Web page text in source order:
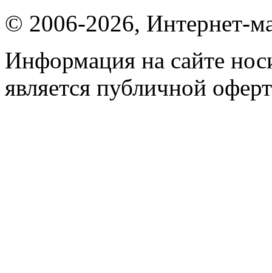
© 2006-2026, Интернет-
Информация на сайте
является публичной